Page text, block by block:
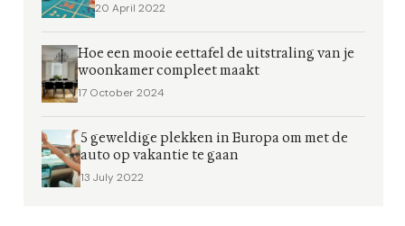
20 April 2022
Hoe een mooie eettafel de uitstraling van je
woonkamer compleet maakt
17 October 2024
5 geweldige plekken in Europa om met de
auto op vakantie te gaan
13 July 2022